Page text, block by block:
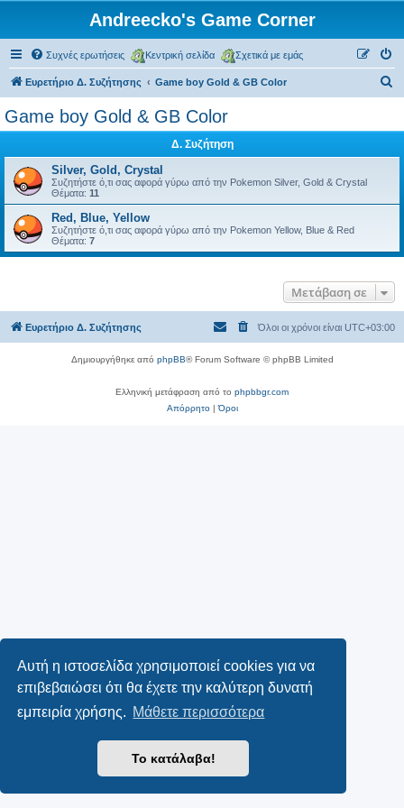
Αυτή η ιστοσελίδα χρησιμοποιεί cookies για να
επιβεβαιώσει ότι θα έχετε την καλύτερη δυνατή
εμπειρία χρήσης. Μάθετε περισσότερα
Το κατάλαβα!
Andreecko's Game Corner
Συχνές ερωτήσεις Κεντρική σελίδα Σχετικά με εμάς
Ευρετήριο Δ. Συζήτησης Game boy Gold & GB Color
η
Game boy Gold & GB Color
Δ. Συζήτηση
Silver, Gold, Crystal
Συζητήστε ό,τι σας αφορά γύρω από την Pokemon Silver, Gold & Crystal
Θέματα: 11
Red, Blue, Yellow
Συζητήστε ό,τι σας αφορά γύρω από την Pokemon Yellow, Blue & Red
Θέματα: 7
Μετάβαση σε
Ευρετήριο Δ. Συζήτησης Όλοι οι χρόνοι είναι UTC+03:00
Δημιουργήθηκε από phpBB® Forum Software © phpBB Limited
Ελληνική μετάφραση από το phpbbgr.com
Απόρρητο|Όροι